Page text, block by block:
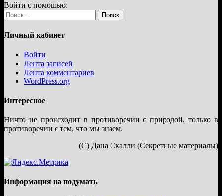
Войти с помощью:
Найти:
Личный кабинет
Войти
Лента записей
Лента комментариев
WordPress.org
Интересное
Ничто не происходит в противоречии с природой, только в
противоречии с тем, что мы знаем.
(С) Дана Скалли (Секретные материалы)
Информация на подумать